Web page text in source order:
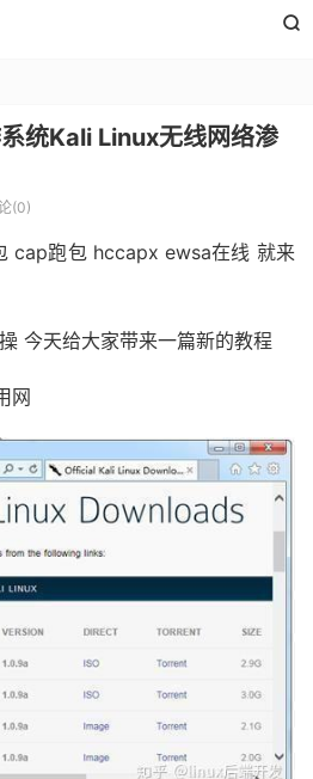

统Kali Linux无线网络渗
(0)
cap跑包 hccapx ewsa在线 就来
今天给大家带来一篇新的教程
网